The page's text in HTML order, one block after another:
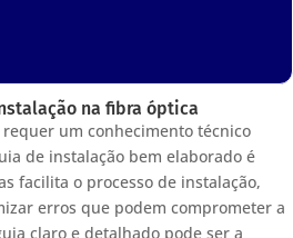
na fibra óptica
um conhecimento técnico
de instalação bem elaborado é
facilita o processo de instalação,
erros que podem comprometer a
claro e detalhado pode ser a